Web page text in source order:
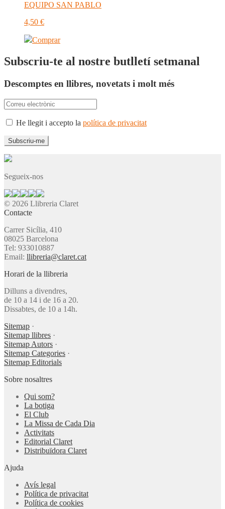
EQUIPO SAN PABLO
4,50 €
Comprar
Subscriu-te al nostre butlletí setmanal
Descomptes en llibres, novetats i molt més
He llegit i accepto la política de privacitat
Segueix-nos
© 2026 Llibreria Claret
Contacte
Carrer Sicília, 410
08025 Barcelona
Tel: 933010887
Email: llibreria@claret.cat
Horari de la llibreria
Dilluns a divendres,
de 10 a 14 i de 16 a 20.
Dissabtes, de 10 a 14h.
Sitemap ·
Sitemap llibres ·
Sitemap Autors ·
Sitemap Categories ·
Sitemap Editorials
Sobre nosaltres
Qui som?
La botiga
El Club
La Missa de Cada Dia
Activitats
Editorial Claret
Distribuïdora Claret
Ajuda
Avís legal
Política de privacitat
Política de cookies